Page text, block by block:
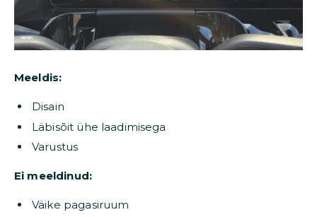
Meeldis:
Disain
Läbisõit ühe laadimisega
Varustus
Ei meeldinud:
Väike pagasiruum